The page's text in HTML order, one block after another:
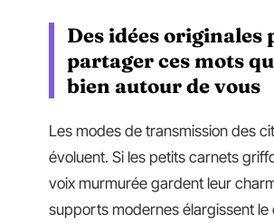
Des idées originales
partager ces mots
bien autour de vous
Les modes de transmission des
évoluent. Si les petits carnets
voix murmurée gardent leur
supports modernes élargissent le